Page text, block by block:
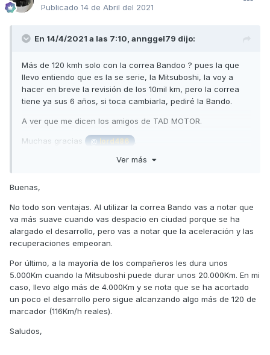
Publicado 14 de Abril del 2021
En 14/4/2021 a las 7:10, annggel79 dijo:
Más de 120 kmh solo con la correa Bandoo ? pues la que
llevo entiendo que es la se serie, la Mitsuboshi, la voy a
hacer en breve la revisión de los 10mil km, pero la correa
tiene ya sus 6 años, si toca cambiarla, pediré la Bando.
A ver que me dicen los amigos de TAD MOTOR.
Muchas gracias @lord486
.
Ver más
Buenas,
No todo son ventajas. Al utilizar la correa Bando vas a notar que
va más suave cuando vas despacio en ciudad porque se ha
alargado el desarrollo, pero vas a notar que la aceleración y las
recuperaciones empeoran.
Por último, a la mayoría de los compañeros les dura unos
5.000Km cuando la Mitsuboshi puede durar unos 20.000Km. En mi
caso, llevo algo más de 4.000Km y se nota que se ha acortado
un poco el desarrollo pero sigue alcanzando algo más de 120 de
marcador (116Km/h reales).
Saludos,